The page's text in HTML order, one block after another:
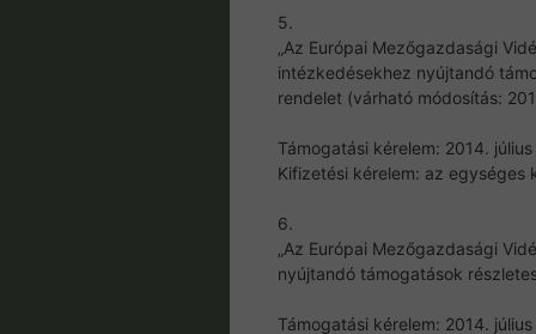
5.
„Az Európai Mezőgazdasági
intézkedésekhez nyújtandó
rendelet (várható módosítás:
Támogatási kérelem: 2014.
Kifizetési kérelem: az egységes
6.
„Az Európai Mezőgazdasági
nyújtandó támogatások
Támogatási kérelem: 2014.